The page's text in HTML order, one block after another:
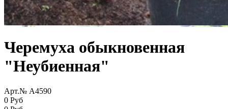
Черемуха обыкновенная
"Неубиенная"
Арт.№ A4590
0 Руб